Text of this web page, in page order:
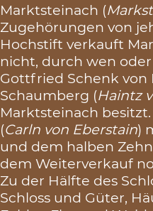
Marktsteinach (
Zugehörungen von
Hochstift verkauft
nicht, durch wen
Gottfried Schenk von
Schaumberg (Haintz
Marktsteinach
(Carln von Eberstain)
und dem halben
dem Weiterverkauf
Zu der Hälfte des
Schloss und Güter,